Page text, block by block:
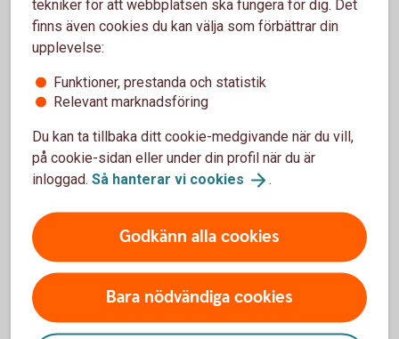
Young adult waiting at the train station
Penningmålvakt, spelbedrägerier
eller spionprogram?
Bedragarna bryr sig inte om dig. Eller din ålder. De
bryr sig om dina pengar och använder olika sätt att
tekniker för att webbplatsen ska fungera för dig. Det
finns även cookies du kan välja som förbättrar din
upplevelse:
Funktioner, prestanda och statistik
Relevant marknadsföring
Du kan ta tillbaka ditt cookie-medgivande när du vill,
på cookie-sidan eller under din profil när du är
inloggad. Så hanterar vi cookies .
Godkänn alla cookies
Bara nödvändiga cookies